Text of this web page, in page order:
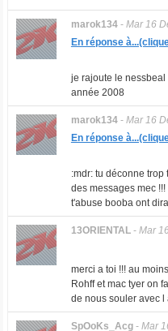
marok134- Mar 16
En réponse
je rajoute le
année 2008
marok134- Mar 16
En réponse
:mdr: tu déconne trop
des messages mec
t'abuse booba ont
13ORIENTAL- Mar
merci a toi !!! au
Rohff et mac tyer on
de nous souler avec l
SpOoKs_Acg- Mar